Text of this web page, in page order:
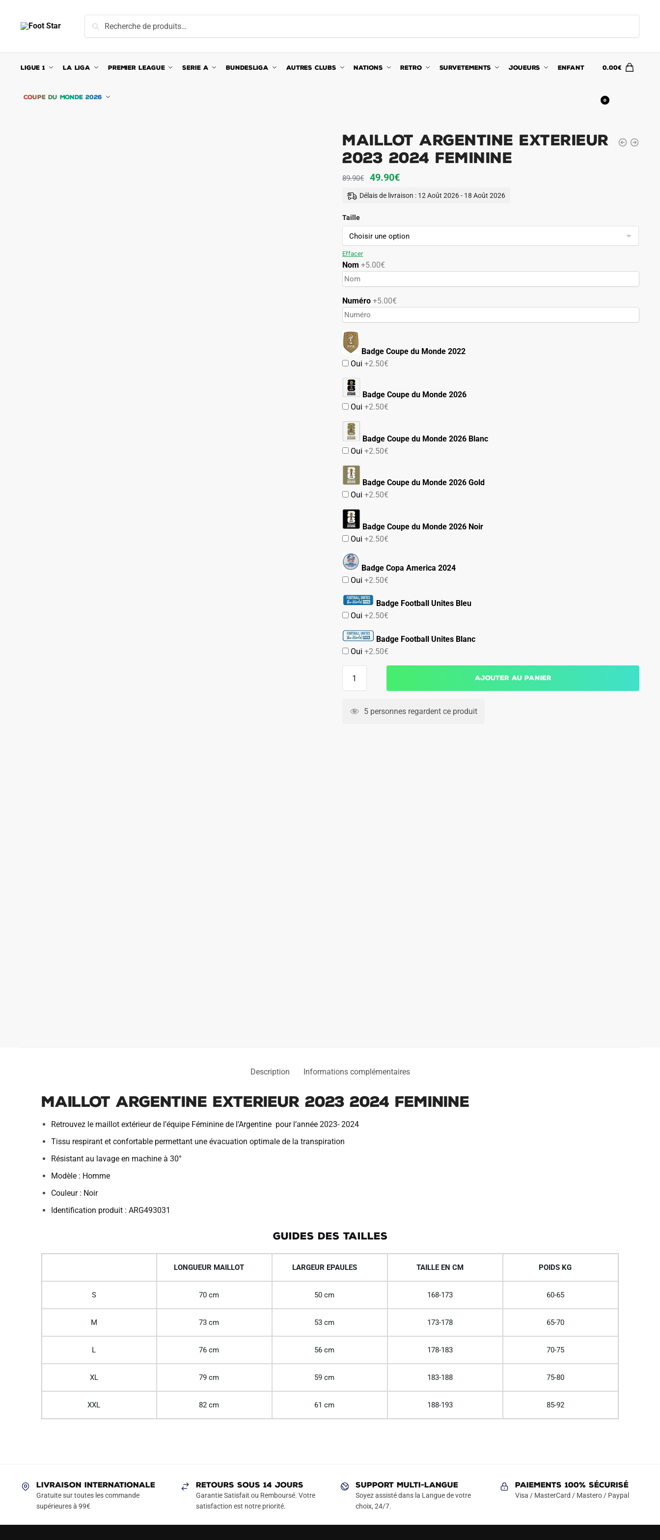
navigation
content
pour :
Recherche
LIGUE 1 LA LIGA PREMIER LEAGUE SERIE A BUNDESLIGA AUTRES CLUBS NATIONS RETRO SURVETEMENTS JOUEURS ENFANT
COUPE DU MONDE 2026
0.00€
0
MAILLOT ARGENTINE EXTERIEUR
2023 2024 FEMININE
89.90€
Le
prix
89.90€.
49.90€Le
prix
49.90€.
Délais de livraison : 12 Août 2026 - 18 Août 2026
Taille
Effacer
Nom +5.00€
Numéro+5.00€
Badge Coupe du Monde 2022
Oui+2.50€
Badge Coupe du Monde 2026
Oui+2.50€
Badge Coupe du Monde 2026 Blanc
Oui+2.50€
Badge Coupe du Monde 2026 Gold
Oui+2.50€
Badge Coupe du Monde 2026 Noir
Oui+2.50€
Badge Copa America 2024
Oui+2.50€
Badge Football Unites Bleu
Oui+2.50€
Badge Football Unites Blanc
Oui+2.50€
ARGENTINE
Ajouter au panier
5 personnes regardent ce produit
Description Informations complémentaires
MAILLOT ARGENTINE EXTERIEUR 2023 2024 FEMININE
Retrouvez le maillot extérieur de l’équipe Féminine de l’Argentine pour l’année 2023- 2024
Tissu respirant et confortable permettant une évacuation optimale de la transpiration
Résistant au lavage en machine à 30°
Modèle : Homme
Couleur : Noir
Identification produit : ARG493031
GUIDES DES TAILLES
LONGUEUR MAILLOT LARGEUR EPAULES TAILLE EN CM POIDS KG
S 70 cm 50 cm 168-173 60-65
M 73 cm 53 cm 173-178 65-70
L 76 cm 56 cm 178-183 70-75
XL 79 cm 59 cm 183-188 75-80
XXL 82 cm 61 cm 188-193 85-92
LIVRAISON INTERNATIONALE
Gratuite sur toutes les commande
supérieures à 99€
RETOURS SOUS 14 JOURS
Garantie Satisfait ou Remboursé. Votre
satisfaction est notre priorité.
SUPPORT MULTI-LANGUE
Soyez assisté dans la Langue de votre
choix, 24/7.
Paiements 100% Sécurisé
Visa / MasterCard / Mastero / Paypal